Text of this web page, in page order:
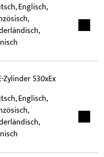
Englisch,
530xEx
Englisch,